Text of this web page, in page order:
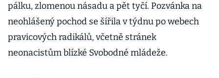
pálku, zlomenou násadu a pět tyčí. Pozvánka na
neohlášený pochod se šířila v týdnu po webech
pravicových radikálů, včetně stránek
neonacistům blízké Svobodné mládeže.